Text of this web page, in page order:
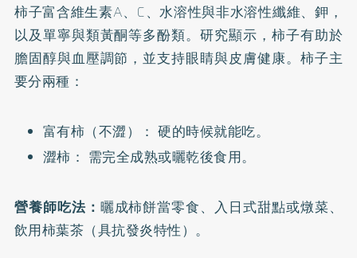
柿子富含維生素A、C、水溶性與非水溶性纖維、鉀，
以及單寧與類黃酮等多酚類。研究顯示，柿子有助於
膽固醇與血壓調節，並支持眼睛與皮膚健康。柿子主
要分兩種：
富有柿（不澀）： 硬的時候就能吃。
澀柿： 需完全成熟或曬乾後食用。
營養師吃法： 曬成柿餅當零食、入日式甜點或燉菜、
飲用柿葉茶（具抗發炎特性）。